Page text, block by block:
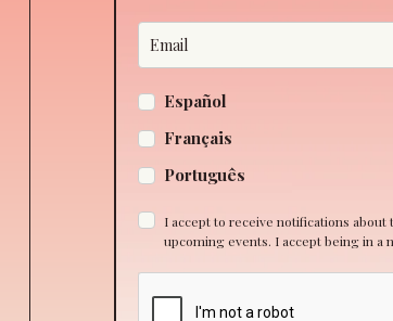
Español
Français
Português
I accept to receive notifications about
upcoming events. I accept being in a